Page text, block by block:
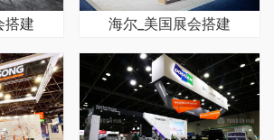
搭建 海尔_美国展会搭建